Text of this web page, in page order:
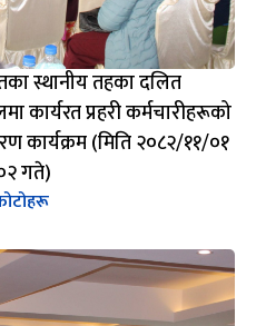
स्थानीय तहका दलित
कार्यरत प्रहरी कर्मचारीहरूको
कार्यक्रम (मिति २०८२/११/०१
गते)